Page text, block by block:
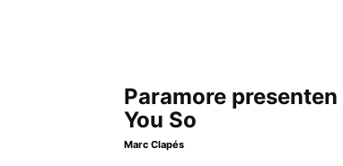
Paramore presenten
You So
Marc Clapés